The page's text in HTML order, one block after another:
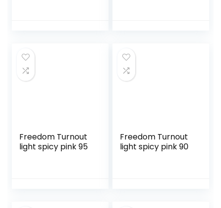
Freedom Turnout
light spicy pink 95
Freedom Turnout
light spicy pink 90